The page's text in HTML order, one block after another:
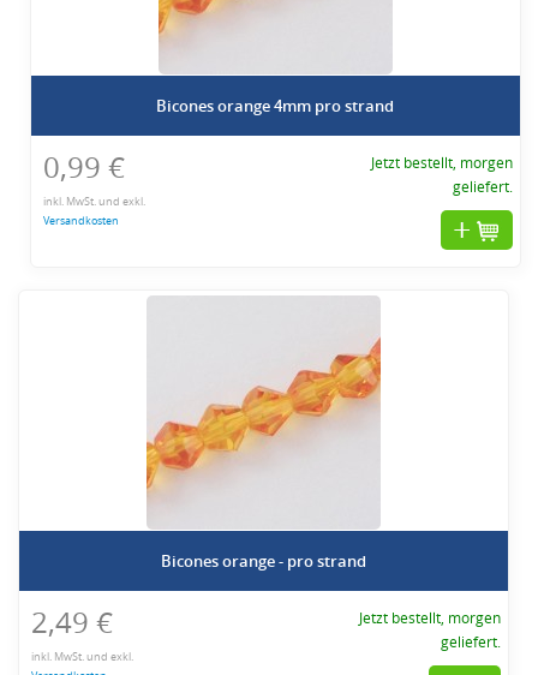
Bicones orange 4mm pro strand
0,99 €
inkl. MwSt. und exkl.
Versandkosten
Jetzt bestellt, morgen
geliefert.
Bicones orange - pro strand
2,49 €
inkl. MwSt. und exkl.
Jetzt bestellt, morgen
geliefert.